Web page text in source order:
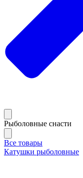
Рыболовные снасти
Все товары
Катушки рыболовные